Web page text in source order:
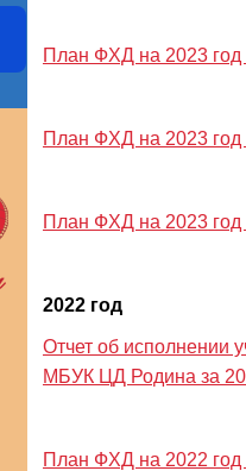
План ФХД на 2023 год
План ФХД на 2023 год
План ФХД на 2023 год
2022 год
Отчет об исполнении
МБУК ЦД Родина за
План ФХД на 2022 год